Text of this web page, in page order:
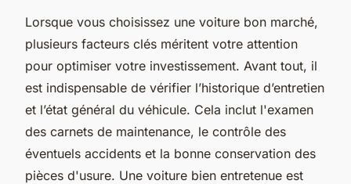
Lorsque vous choisissez une voiture bon marché,
plusieurs facteurs clés méritent votre attention
pour optimiser votre investissement. Avant tout, il
est indispensable de vérifier l’historique d’entretien
et l’état général du véhicule. Cela inclut l'examen
des carnets de maintenance, le contrôle des
éventuels accidents et la bonne conservation des
pièces d'usure. Une voiture bien entretenue est